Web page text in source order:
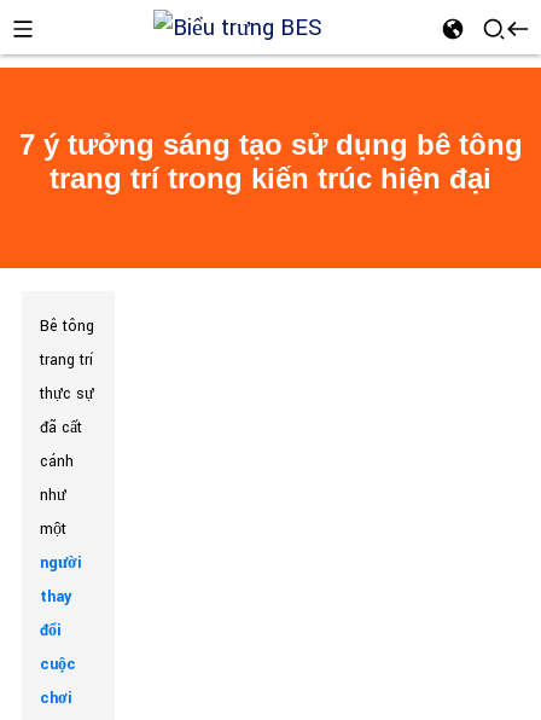
7 ý tưởng sáng tạo sử dụng bê tông
trang trí trong kiến ​​trúc hiện đại
Bê tông
trang trí
thực sự
đã cất
cánh
như
một
người
thay
đổi
cuộc
chơi